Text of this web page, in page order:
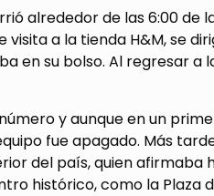
alrededor de las 6:00
visita a la tienda H&M, se
en su bolso. Al regresar
y aunque en un
fue apagado. Más
del país, quien
histórico, como la Plaza